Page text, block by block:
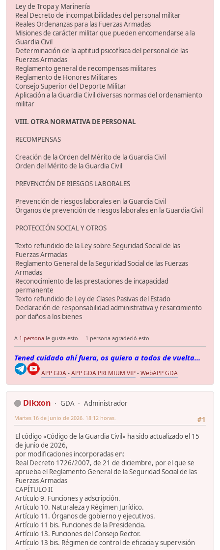
Ley de Tropa y Marinería
Real Decreto de incompatibilidades del personal militar
Reales Ordenanzas para las Fuerzas Armadas
Misiones de carácter militar que pueden encomendarse a la
Guardia Civil
Determinación de la aptitud psicofísica del personal de las
Fuerzas Armadas
Reglamento general de recompensas militares
Reglamento de Honores Militares
Consejo Superior del Deporte Militar
Aplicación a la Guardia Civil diversas normas del ordenamiento
militar
VIII. OTRA NORMATIVA DE PERSONAL
RECOMPENSAS
Creación de la Orden del Mérito de la Guardia Civil
Orden del Mérito de la Guardia Civil
PREVENCIÓN DE RIESGOS LABORALES
Prevención de riesgos laborales en la Guardia Civil
Órganos de prevención de riesgos laborales en la Guardia Civil
PROTECCIÓN SOCIAL Y OTROS
Texto refundido de la Ley sobre Seguridad Social de las
Fuerzas Armadas
Reglamento General de la Seguridad Social de las Fuerzas
Armadas
Reconocimiento de las prestaciones de incapacidad
permanente
Texto refundido de Ley de Clases Pasivas del Estado
Declaración de responsabilidad administrativa y resarcimiento
por daños a los bienes
A 1 persona le gusta esto. 1 persona agradeció esto.
Tened cuidado ahí fuera, os quiero a todos de vuelta...
APP GDA-APP GDA PREMIUM VIP-WebAPP GDA
Dikxon GDA
Administrador
#1
Martes 16 de Junio de 2026. 18:12 horas.
El código «Código de la Guardia Civil» ha sido actualizado el 15
de junio de 2026,
por modificaciones incorporadas en:
Real Decreto 1726/2007, de 21 de diciembre, por el que se
aprueba el Reglamento General de la Seguridad Social de las
Fuerzas Armadas
CAPÍTULO II
Artículo 9. Funciones y adscripción.
Artículo 10. Naturaleza y Régimen Jurídico.
Artículo 11. Órganos de gobierno y ejecutivos.
Artículo 11 bis. Funciones de la Presidencia.
Artículo 13. Funciones del Consejo Rector.
Artículo 13 bis. Régimen de control de eficacia y supervisión